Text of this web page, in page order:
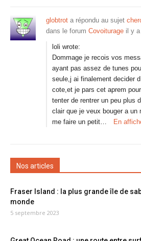
globtrot a répondu au sujet
dans le forum Covoiturage il y
loli wrote:
Dommage je recois vos
ayant pas assez de tunes
seule,j ai finalement decider
cote,et je pars cet aprem
tenter de rentrer un peu plus
clair que je veux bouger a un
me faire un petit…
En
Nos articles
Fraser Island : la plus grande île de
monde
5 septembre 2023